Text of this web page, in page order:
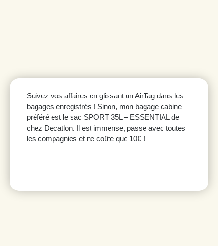
Suivez vos affaires en glissant un AirTag dans les
bagages enregistrés ! Sinon, mon bagage cabine
préféré est le sac SPORT 35L – ESSENTIAL de
chez Decatlon. Il est immense, passe avec toutes
les compagnies et ne coûte que 10€ !